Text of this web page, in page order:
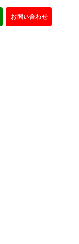
お問い合わせ